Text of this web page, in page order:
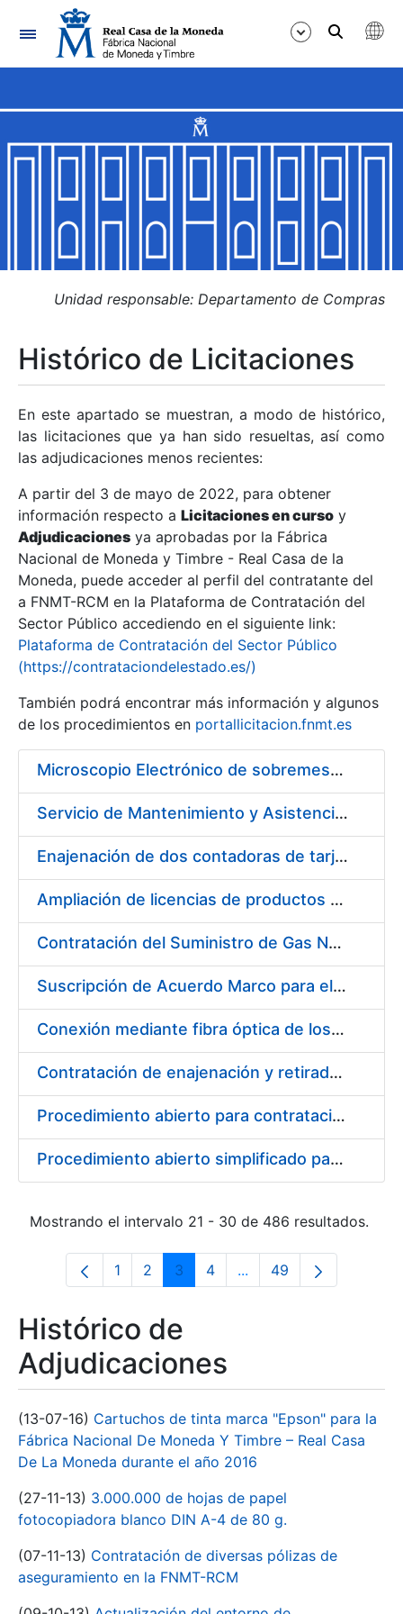
Navegación
Mostrar/Ocultar
Mostrar/Ocultar
Mostrar/Ocultar
Mostrar/Ocultar
Mostrar/Ocultar
Mostrar/Ocultar
Unidad responsable: Departamento de Compras
Histórico de Licitaciones
En este apartado se muestran, a modo de histórico,
las licitaciones que ya han sido resueltas, así como
las adjudicaciones menos recientes:
A partir del 3 de mayo de 2022, para obtener
información respecto a Licitaciones en curso y
Adjudicaciones ya aprobadas por la Fábrica
Nacional de Moneda y Timbre - Real Casa de la
Moneda, puede acceder al perfil del contratante del
a FNMT-RCM en la Plataforma de Contratación del
Sector Público accediendo en el siguiente link:
Plataforma de Contratación del Sector Público
(https://contrataciondelestado.es/)
También podrá encontrar más información y algunos
de los procedimientos en portallicitacion.fnmt.es
Microscopio Electrónico de sobremesa con Sistema de Análisis por Rayos X (SEM/EDX)
Servicio de Mantenimiento y Asistencia Técnica Integral de las Impresoras HP INDIGO 12000 del Departamento de Timbre y serie III HP 7900 Departamento de Imprenta/Tarjetas en su sede de Madrid
Enajenación de dos contadoras de tarjetas Spartanics.
Ampliación de licencias de productos Atlassian en CERES
Contratación del Suministro de Gas Natural para la Fábrica Nacional de Moneda y Timbre – Real Casa de Moneda, en sus centros de trabajo de Madrid y Burgos
Suscripción de Acuerdo Marco para el Suministro de Repuestos Específicos de Maquinaria
Conexión mediante fibra óptica de los centros de proceso de datos (CPD's) de las sedes de la FNMT-RCM de Burgos y Madrid
Contratación de enajenación y retirada de recortes sobrantes y desperdicios de papel impreso y no impreso durante el año 2022
Procedimiento abierto para contratación de diversas pólizas de aseguramiento para la FNMT-RCM
Procedimiento abierto simplificado para contratación de otras pólizas de aseguramiento para la FNMT-RCM
Mostrando el intervalo 21 - 30 de 486 resultados.
Página
1 Página
2 Página
3 Página
4 ...Páginas intermedias
Página
49
Histórico de
Adjudicaciones
(13-07-16) Cartuchos de tinta marca "Epson" para la
Fábrica Nacional De Moneda Y Timbre – Real Casa
De La Moneda durante el año 2016
(27-11-13) 3.000.000 de hojas de papel
fotocopiadora blanco DIN A-4 de 80 g.
(07-11-13) Contratación de diversas pólizas de
aseguramiento en la FNMT-RCM